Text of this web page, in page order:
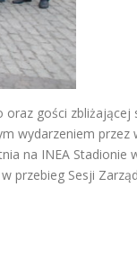
oraz gości zbliżającej
wydarzeniem przez
na INEA Stadionie
przebieg Sesji